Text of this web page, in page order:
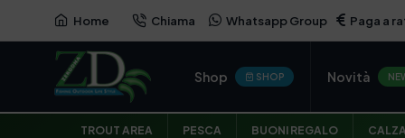
Home Chiama Whatsapp Group Paga a
Shop SHOP Novità
TROUT AREA PESCA BUONI REGALO